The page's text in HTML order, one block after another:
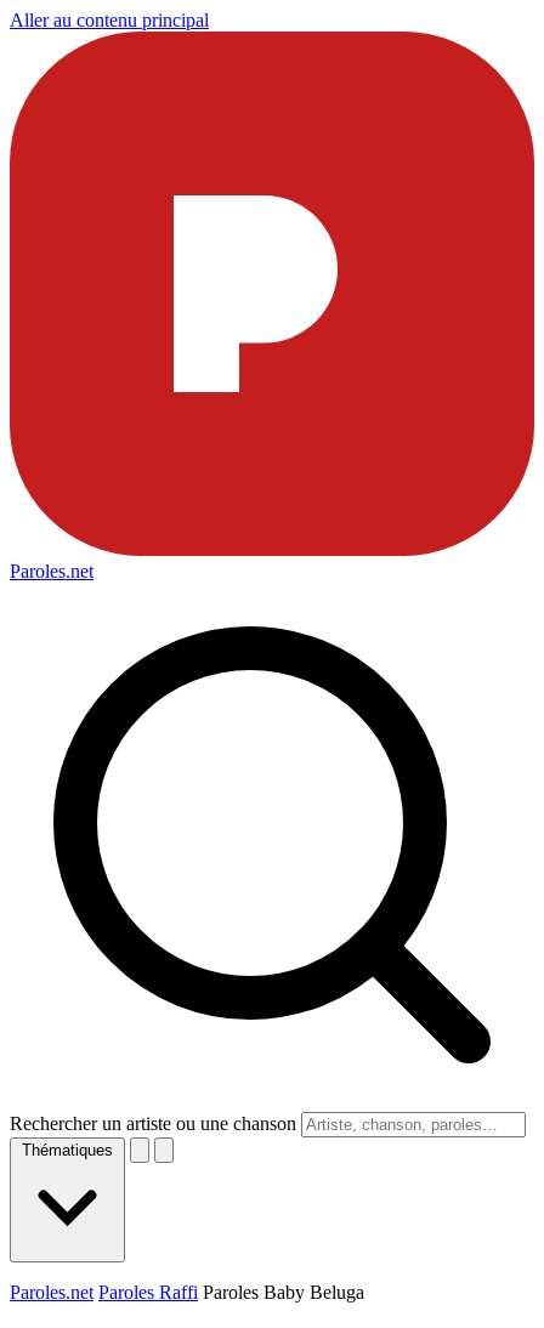
Aller au contenu principal
Paroles.net
Rechercher un artiste ou une chanson
Thématiques
Paroles.net Paroles Raffi Paroles Baby Beluga